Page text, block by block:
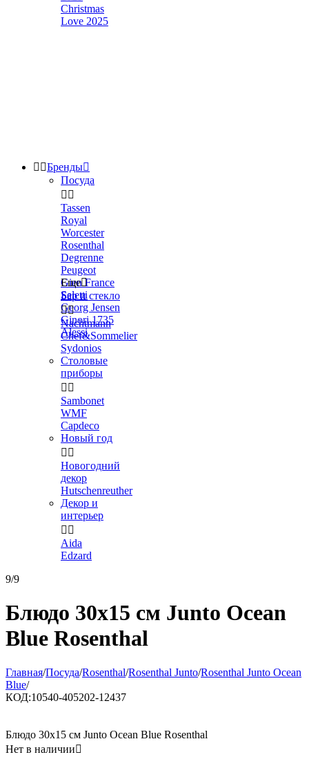
Christmas
Love 2025
 Бренды
Посуда
 
Tassen
Royal
Worcester
Rosenthal
Degrenne
Peugeot
Gien France
Seletti
Georg Jensen
Ginori 1735
Alessi
Еще
Бар и стекло

Nachtmann
Chef&Sommelier
Sydonios
Столовые
приборы
 
Sambonet
WMF
Capdeco
Новый год
 
Новогодний
декор
Hutschenreuther
Декор и
интерьер
 
Aida
Edzard
9/9
Блюдо 30x15 см Junto Ocean
Blue Rosenthal
Главная/Посуда/Rosenthal/Rosenthal Junto/Rosenthal Junto Ocean
Blue/
КОД:10540-405202-12437
Блюдо 30x15 см Junto Ocean Blue Rosenthal
Нет в наличии